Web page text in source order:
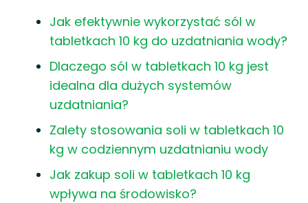
Jak efektywnie wykorzystać sól w
tabletkach 10 kg do uzdatniania wody?
Dlaczego sól w tabletkach 10 kg jest
idealna dla dużych systemów
uzdatniania?
Zalety stosowania soli w tabletkach 10
kg w codziennym uzdatnianiu wody
Jak zakup soli w tabletkach 10 kg
wpływa na środowisko?